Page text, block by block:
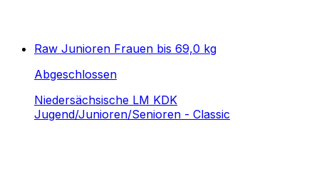
Raw Junioren Frauen bis 69,0 kg
Abgeschlossen
Niedersächsische LM KDK
Jugend/Junioren/Senioren - Classic